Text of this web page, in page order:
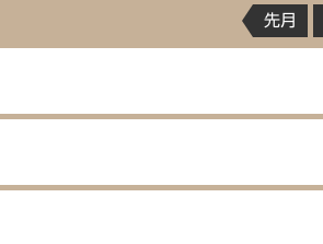
先月